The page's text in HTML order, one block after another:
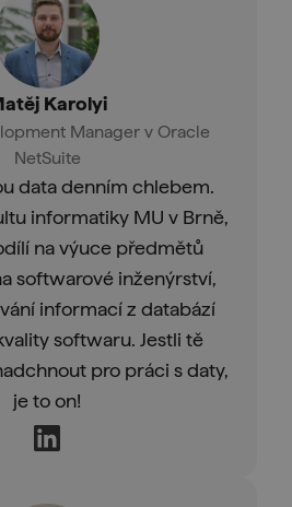
Karolyi
Manager v Oracle
NetSuite
data denním chlebem.
informatiky MU v Brně,
na výuce předmětů
softwarové inženýrství,
informací z databází
softwaru. Jestli tě
pro práci s daty,
je to on!